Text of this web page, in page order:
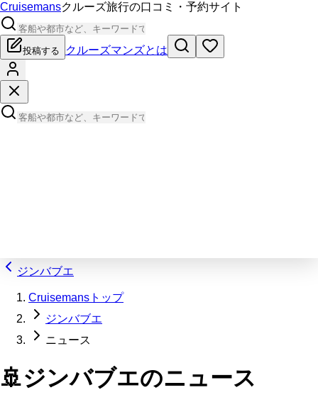
Cruisemansクルーズ旅行の口コミ・予約サイト
投稿する クルーズマンズとは
ジンバブエ
Cruisemansトップ
ジンバブエ
ニュース
🚢ジンバブエのニュース